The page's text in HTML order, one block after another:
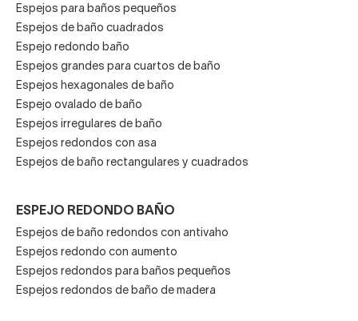
Espejos para baños pequeños
Espejos de baño cuadrados
Espejo redondo baño
Espejos grandes para cuartos de baño
Espejos hexagonales de baño
Espejo ovalado de baño
Espejos irregulares de baño
Espejos redondos con asa
Espejos de baño rectangulares y cuadrados
ESPEJO REDONDO BAÑO
Espejos de baño redondos con antivaho
Espejos redondo con aumento
Espejos redondos para baños pequeños
Espejos redondos de baño de madera